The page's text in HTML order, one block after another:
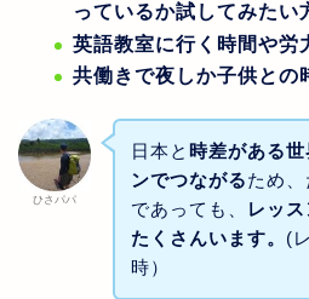
っているか試してみたい
英語教室に行く時間や労
共働きで夜しか子供との
ひさパパ
日本と 時差がある
ンでつながるため
であっても、
レッ
たくさんいます。 (
時）